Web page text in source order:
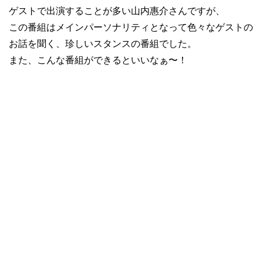
ゲストで出演することが多い山内惠介さんですが、
この番組はメインパーソナリティとなって色々なゲストの
お話を聞く、珍しいスタンスの番組でした。
また、こんな番組ができるといいなぁ〜！